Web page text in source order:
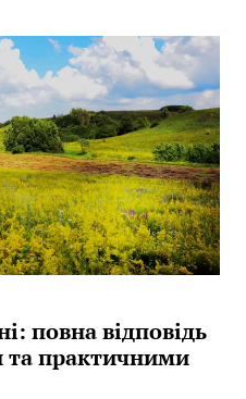
повна відповідь
та практичними